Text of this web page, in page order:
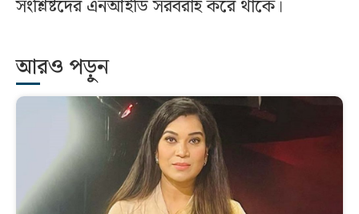
সংশ্লিষ্টদের এনআইডি সরবরাহ করে থাকে।
আরও পড়ুন